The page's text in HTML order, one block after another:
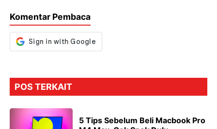
k
p
er
Komentar Pembaca
POS TERKAIT
5 Tips Sebelum Beli Macbook Pro